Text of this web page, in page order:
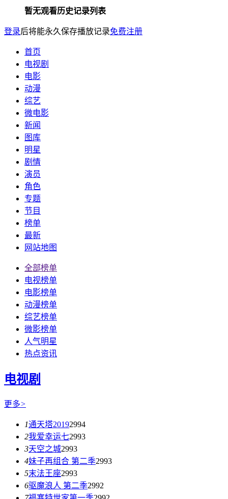
暂无观看历史记录列表
登录后将能永久保存播放记录免费注册
首页
电视剧
电影
动漫
综艺
微电影
新闻
图库
明星
剧情
演员
角色
专题
节目
榜单
最新
网站地图
全部榜单
电视榜单
电影榜单
动漫榜单
综艺榜单
微影榜单
人气明星
热点资讯
电视剧
更多>
1通天塔20192994
2我爱幸运七2993
3天空之城2993
4妹子再组合 第二季2993
5末法王座2993
6驱魔浪人 第二季2992